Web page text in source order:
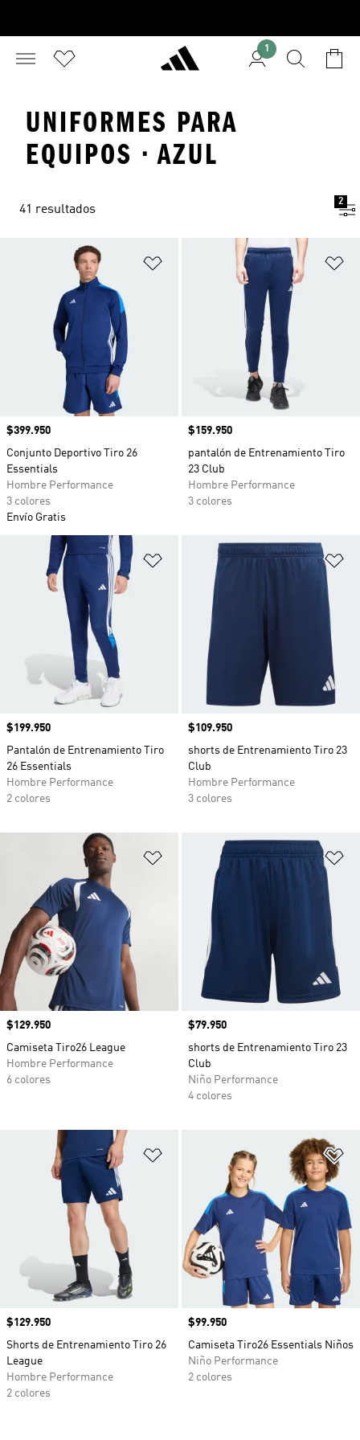
1
UNIFORMES PARA
EQUIPOS · AZUL
41 resultados
2
Añadir a la lista de deseos
Precio
$399.950
Conjunto Deportivo Tiro 26
Essentials
Hombre Performance
3 colores
Envío Gratis
Precio
$159.950
pantalón de Entrenamiento Tiro
23 Club
Hombre Performance
3 colores
Añadir a la lista de deseos
Precio
$199.950
Pantalón de Entrenamiento Tiro
26 Essentials
Hombre Performance
2 colores
Precio
$109.950
shorts de Entrenamiento Tiro 23
Club
Hombre Performance
3 colores
Añadir a la lista de deseos
Precio
$129.950
Camiseta Tiro26 League
Hombre Performance
6 colores
Precio
$79.950
shorts de Entrenamiento Tiro 23
Club
Niño Performance
4 colores
Añadir a la lista de deseos
Precio
$129.950
Shorts de Entrenamiento Tiro 26
League
Hombre Performance
2 colores
Precio
$99.950
Camiseta Tiro26 Essentials Niños
Niño Performance
2 colores